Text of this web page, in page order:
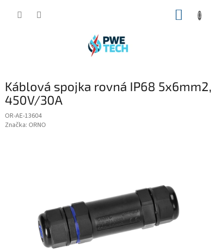
Káblová spojka rovná IP68 5x6mm2,
450V/30A
OR-AE-13604
Značka: ORNO